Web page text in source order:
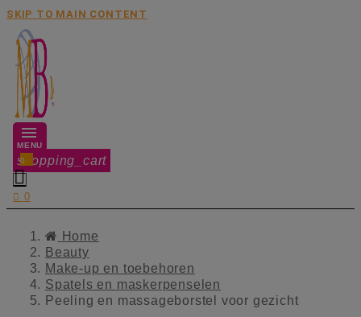
SKIP TO MAIN CONTENT
MENU
shopping_cart
0

 0
Home
Beauty
Make-up en toebehoren
Spatels en maskerpenselen
Peeling en massageborstel voor gezicht